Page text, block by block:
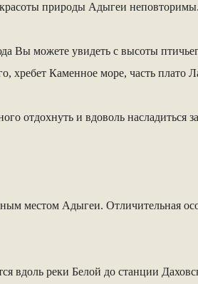
природы Адыгеи неповторимы.
Вы можете увидеть с высоты
Каменное море, часть плато
отдохнуть и вдоволь
местом Адыгеи. Отличительная
вдоль реки Белой до станции